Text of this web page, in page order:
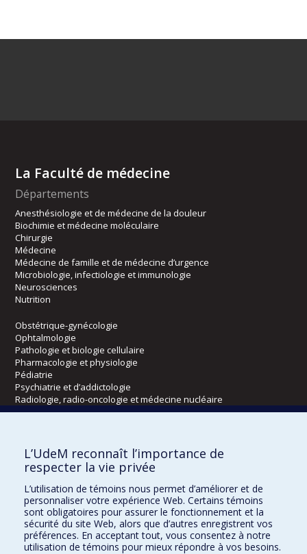
La Faculté de médecine
Départements
Anesthésiologie et de médecine de la douleur
Biochimie et médecine moléculaire
Chirurgie
Médecine
Médecine de famille et de médecine d’urgence
Microbiologie, infectiologie et immunologie
Neurosciences
Nutrition
Obstétrique-gynécologie
Ophtalmologie
Pathologie et biologie cellulaire
Pharmacologie et physiologie
Pédiatrie
Psychiatrie et d’addictologie
Radiologie, radio-oncologie et médecine nucléaire
Écoles
Kinésiologie et des sciences de l’activité physique
Orthophonie et audiologie
Réadaptation
Directions
DPC
L’UdeM reconnaît l’importance de
respecter la vie privée
L’utilisation de témoins nous permet d’améliorer et de
personnaliser votre expérience Web. Certains témoins
sont obligatoires pour assurer le fonctionnement et la
sécurité du site Web, alors que d’autres enregistrent vos
préférences. En acceptant tout, vous consentez à notre
utilisation de témoins pour mieux répondre à vos besoins.